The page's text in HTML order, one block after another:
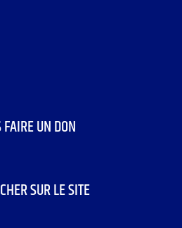
FAIRE UN DON
SUR LE SITE